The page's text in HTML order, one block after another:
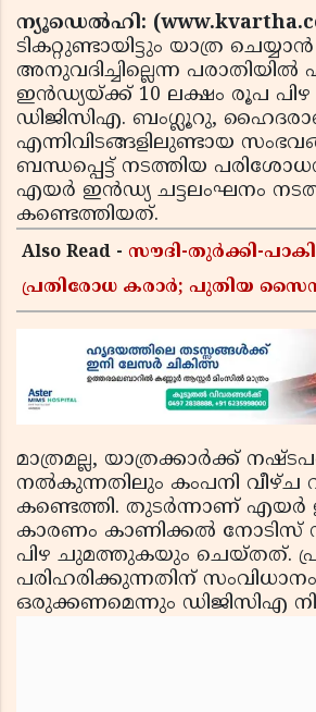
ന്യൂഡെല്‍ഹി:
ടികറ്റുണ്ടായിട്ടും യാത്ര ചെയ്യാന്‍
അനുവദിച്ചില്ലെന്ന
ഇന്‍ഡ്യയ്ക്ക് 10 ലക്ഷം രൂപ
ഡിജിസിഎ. ബംഗ്ലൂറു,
എന്നിവിടങ്ങളിലുണ്ടായ
ബന്ധപ്പെട്ട് നടത്തിയ
എയര്‍ ഇന്‍ഡ്യ ചട്ടലംഘനം
കണ്ടെത്തിയത്.
Also Read - സൗദി-തുർക്കി-
പ്രതിരോധ കരാർ; പുതിയ
മാത്രമല്ല, യാത്രക്കാര്‍ക്ക്
നല്‍കുന്നതിലും കംപനി വീഴ്ച
കണ്ടെത്തി. തുടര്‍ന്നാണ് എയര്‍
കാരണം കാണിക്കല്‍
പിഴ ചുമത്തുകയും ചെയ്തത്.
പരിഹരിക്കുന്നതിന് സംവിധാനം
ഒരുക്കണമെന്നും ഡിജിസിഎ